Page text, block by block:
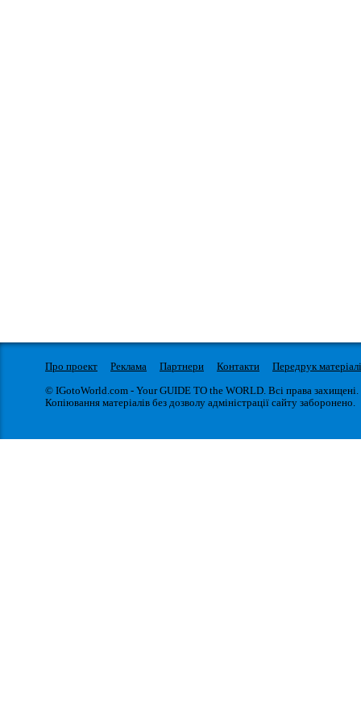
Про проект Реклама Партнери Контакти
Передрук
© IGotoWorld.com - Your GUIDE TO the WORLD. Всі права захищені.
Копіювання матеріалів без дозволу адміністрації сайту заборонено.